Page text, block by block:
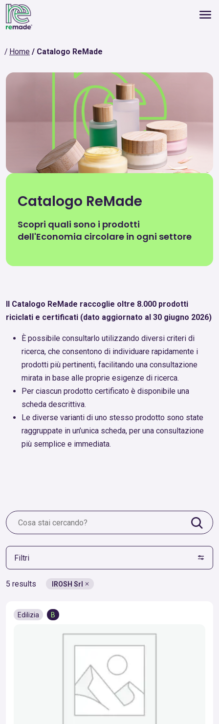
Home Catalogo ReMade
Catalogo ReMade
Scopri quali sono i prodotti
dell'Economia circolare in ogni settore
Il Catalogo ReMade raccoglie oltre 8.000 prodotti
riciclati e certificati (dato aggiornato al 30 giugno 2026)
È possibile consultarlo utilizzando diversi criteri di
ricerca, che consentono di individuare rapidamente i
prodotti più pertinenti, facilitando una consultazione
mirata in base alle proprie esigenze di ricerca.
Per ciascun prodotto certificato è disponibile una
scheda descrittiva.
Le diverse varianti di uno stesso prodotto sono state
raggruppate in un’unica scheda, per una consultazione
più semplice e immediata.
Filtri
5 results IROSH Srl
Edilizia B